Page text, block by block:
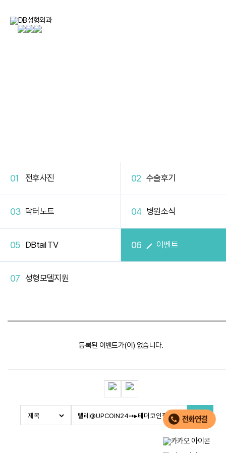
전후사진 수술후기
닥터노트 병원소식
DBtail TV 이벤트
성형모델지원
등록된 이벤트가(이) 없습니다.
검색